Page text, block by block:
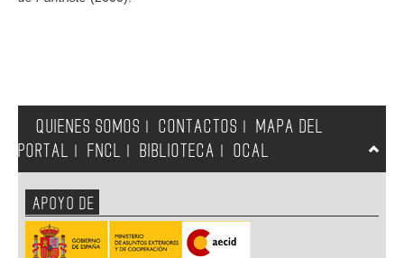
QUIENES SOMOS CONTACTOS
MAPA DEL
PORTAL
FNCL BIBLIOTECA OCAL
APOYO DE